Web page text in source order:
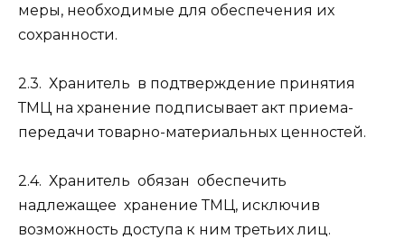
меры, необходимые для обеспечения их
сохранности.
2.3. Хранитель в подтверждение принятия
ТМЦ на хранение подписывает акт приема-
передачи товарно-материальных ценностей.
2.4. Хранитель обязан обеспечить
надлежащее хранение ТМЦ, исключив
возможность доступа к ним третьих лиц.